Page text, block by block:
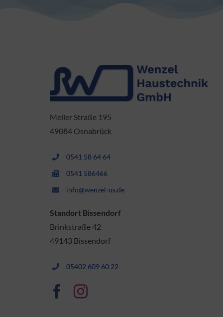
Meller Straße 195
49084 Osnabrück
0541 58 64 64
0541 586466
info@wenzel-os.de
Standort Bissendorf
Brinkstraße 42
49143 Bissendorf
05402 609 60 22